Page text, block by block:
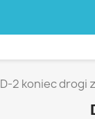
D-2 koniec drogi